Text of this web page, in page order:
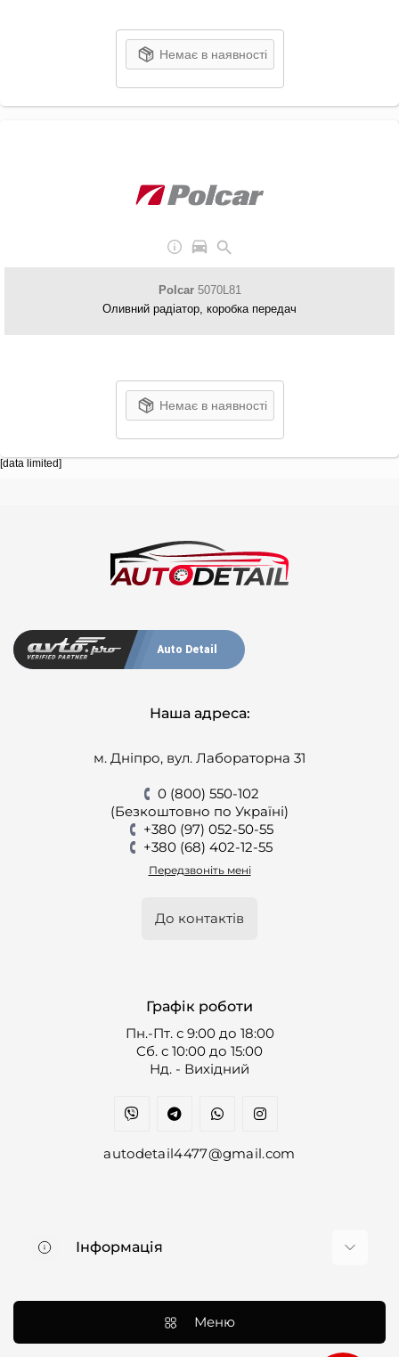
Немає в наявності
Polcar5070L81
Оливний радіатор, коробка передач
Немає в наявності
[data limited]
Auto Detail
Наша адреса:
м. Дніпро, вул. Лабораторна 31
0 (800) 550-102
(Безкоштовно по Україні)
+380 (97) 052-50-55
+380 (68) 402-12-55
Передзвоніть мені
До контактів
Графік роботи
Пн.-Пт. с 9:00 до 18:00
Cб. с 10:00 до 15:00
Нд. - Вихідний
autodetail4477@gmail.com
Інформація
Контакти
Меню